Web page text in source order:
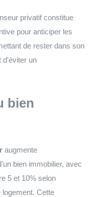
privatif constitue
pour anticiper les
de rester dans son
un
bien
augmente
bien immobilier, avec
5 et 10% selon
logement. Cette